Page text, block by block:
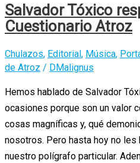
Salvador Tóxico
Cuestionario Atroz
Chulazos, Editorial , Música,
de Atroz / DMalignus
Hemos hablado de Salvador
ocasiones porque son un valor
cosas magníficas y, qué
nosotros. Pero hasta hoy no
nuestro polígrafo particular.